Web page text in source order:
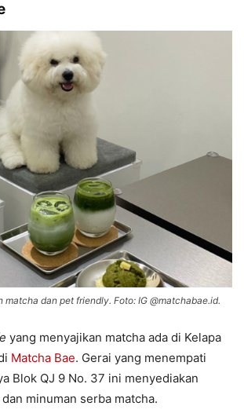
matcha dan pet friendly. Foto: IG @matchabae.id.
yang menyajikan matcha ada di Kelapa
Matcha Bae. Gerai yang menempati
Blok QJ 9 No. 37 ini menyediakan
dan minuman serba matcha.